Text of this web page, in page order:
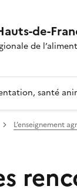
de-
de
santé
L’enseignement